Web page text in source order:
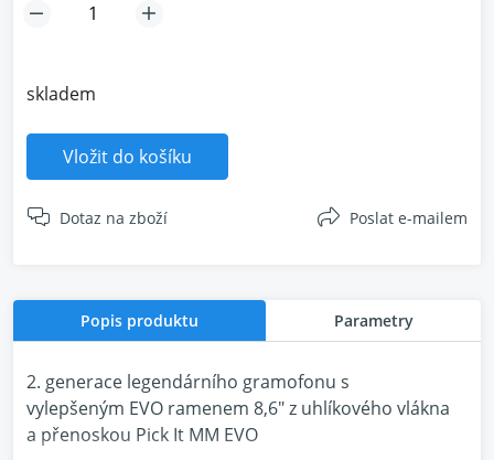
skladem
Vložit do košíku
Dotaz na zboží Poslat e-mailem
Popis produktu Parametry
2. generace legendárního gramofonu s
vylepšeným EVO ramenem 8,6" z uhlíkového vlákna
a přenoskou Pick It MM EVO